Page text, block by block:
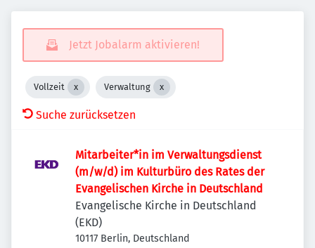
Jetzt Jobalarm aktivieren!
Vollzeit Verwaltung
Suche zurücksetzen
Mitarbeiter*in im Verwaltungsdienst
(m/w/d) im Kulturbüro des Rates der
Evangelischen Kirche in Deutschland
Evangelische Kirche in Deutschland
(EKD)
10117 Berlin, Deutschland